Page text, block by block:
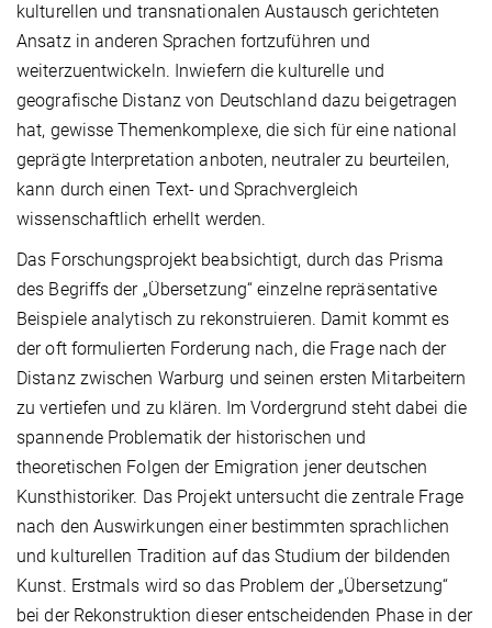
kulturellen und transnationalen Austausch gerichteten
Ansatz in anderen Sprachen fortzuführen und
weiterzuentwickeln. Inwiefern die kulturelle und
geografische Distanz von Deutschland dazu beigetragen
hat, gewisse Themenkomplexe, die sich für eine national
geprägte Interpretation anboten, neutraler zu beurteilen,
kann durch einen Text- und Sprachvergleich
wissenschaftlich erhellt werden.
Das Forschungsprojekt beabsichtigt, durch das Prisma
des Begriffs der „Übersetzung“ einzelne repräsentative
Beispiele analytisch zu rekonstruieren. Damit kommt es
der oft formulierten Forderung nach, die Frage nach der
Distanz zwischen Warburg und seinen ersten Mitarbeitern
zu vertiefen und zu klären. Im Vordergrund steht dabei die
spannende Problematik der historischen und
theoretischen Folgen der Emigration jener deutschen
Kunsthistoriker. Das Projekt untersucht die zentrale Frage
nach den Auswirkungen einer bestimmten sprachlichen
und kulturellen Tradition auf das Studium der bildenden
Kunst. Erstmals wird so das Problem der „Übersetzung“
bei der Rekonstruktion dieser entscheidenden Phase in der